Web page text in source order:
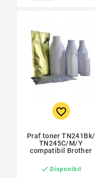
favorite_border
Praf toner TN241Bk/
TN245C/M/Y
compatibil Brother
 Disponibil